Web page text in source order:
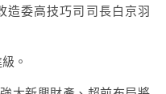
造委高技巧司司長白京羽
。